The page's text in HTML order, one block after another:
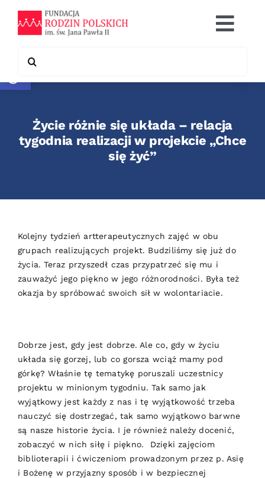
Otwórz pasek narzędzi
content
Co robimy
Współpraca
for:
Życie różnie się układa – relacja
tygodnia realizacji w projekcie „Chce
się żyć”
Kolejny tydzień artterapeutycznych zajęć w obu
grupach realizujących projekt. Budziliśmy się już do
życia. Teraz przyszedł czas przypatrzeć się mu i
zauważyć jego piękno w jego różnorodności. Była też
okazja by spróbować swoich sił w wolontariacie.
Dobrze jest, gdy jest dobrze. Ale co, gdy w życiu
układa się gorzej, lub co gorsza wciąż mamy pod
górkę? Właśnie tę tematykę poruszali uczestnicy
projektu w minionym tygodniu. Tak samo jak
wyjątkowy jest każdy z nas i tę wyjątkowość trzeba
nauczyć się dostrzegać, tak samo wyjątkowo barwne
są nasze historie życia. I je również należy docenić,
zobaczyć w nich siłę i piękno. Dzięki zajęciom
biblioterapii i ćwiczeniom prowadzonym przez p. Asię
i Bożenę w przyjazny sposób i w bezpiecznej